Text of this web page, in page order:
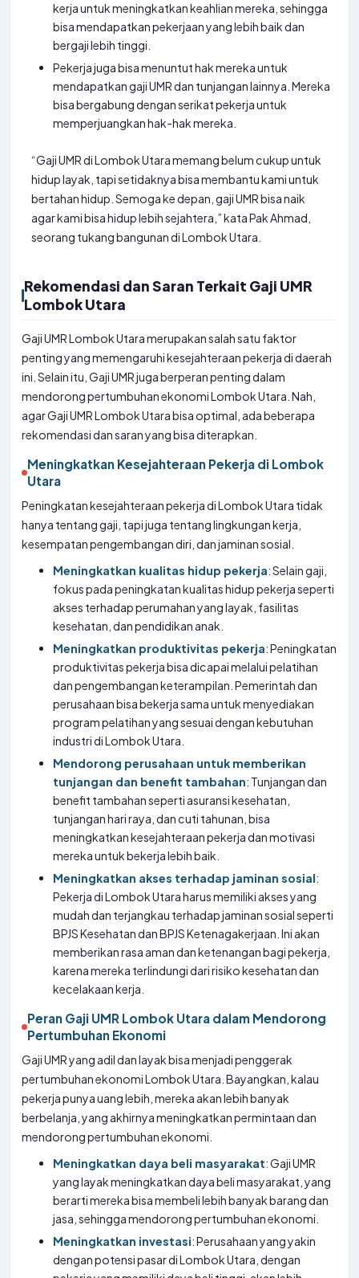
kerja untuk meningkatkan keahlian mereka, sehingga
bisa mendapatkan pekerjaan yang lebih baik dan
bergaji lebih tinggi.
Pekerja juga bisa menuntut hak mereka untuk
mendapatkan gaji UMR dan tunjangan lainnya. Mereka
bisa bergabung dengan serikat pekerja untuk
memperjuangkan hak-hak mereka.
“Gaji UMR di Lombok Utara memang belum cukup untuk
hidup layak, tapi setidaknya bisa membantu kami untuk
bertahan hidup. Semoga ke depan, gaji UMR bisa naik
agar kami bisa hidup lebih sejahtera,” kata Pak Ahmad,
seorang tukang bangunan di Lombok Utara.
Rekomendasi dan Saran Terkait Gaji UMR
Lombok Utara
Gaji UMR Lombok Utara merupakan salah satu faktor
penting yang memengaruhi kesejahteraan pekerja di daerah
ini. Selain itu, Gaji UMR juga berperan penting dalam
mendorong pertumbuhan ekonomi Lombok Utara. Nah,
agar Gaji UMR Lombok Utara bisa optimal, ada beberapa
rekomendasi dan saran yang bisa diterapkan.
Meningkatkan Kesejahteraan Pekerja di Lombok
Utara
Peningkatan kesejahteraan pekerja di Lombok Utara tidak
hanya tentang gaji, tapi juga tentang lingkungan kerja,
kesempatan pengembangan diri, dan jaminan sosial.
Meningkatkan kualitas hidup pekerja: Selain gaji,
fokus pada peningkatan kualitas hidup pekerja seperti
akses terhadap perumahan yang layak, fasilitas
kesehatan, dan pendidikan anak.
Meningkatkan produktivitas pekerja: Peningkatan
produktivitas pekerja bisa dicapai melalui pelatihan
dan pengembangan keterampilan. Pemerintah dan
perusahaan bisa bekerja sama untuk menyediakan
program pelatihan yang sesuai dengan kebutuhan
industri di Lombok Utara.
Mendorong perusahaan untuk memberikan
tunjangan dan benefit tambahan: Tunjangan dan
benefit tambahan seperti asuransi kesehatan,
tunjangan hari raya, dan cuti tahunan, bisa
meningkatkan kesejahteraan pekerja dan motivasi
mereka untuk bekerja lebih baik.
Meningkatkan akses terhadap jaminan sosial:
Pekerja di Lombok Utara harus memiliki akses yang
mudah dan terjangkau terhadap jaminan sosial seperti
BPJS Kesehatan dan BPJS Ketenagakerjaan. Ini akan
memberikan rasa aman dan ketenangan bagi pekerja,
karena mereka terlindungi dari risiko kesehatan dan
kecelakaan kerja.
Peran Gaji UMR Lombok Utara dalam Mendorong
Pertumbuhan Ekonomi
Gaji UMR yang adil dan layak bisa menjadi penggerak
pertumbuhan ekonomi Lombok Utara. Bayangkan, kalau
pekerja punya uang lebih, mereka akan lebih banyak
berbelanja, yang akhirnya meningkatkan permintaan dan
mendorong pertumbuhan ekonomi.
Meningkatkan daya beli masyarakat: Gaji UMR
yang layak meningkatkan daya beli masyarakat, yang
berarti mereka bisa membeli lebih banyak barang dan
jasa, sehingga mendorong pertumbuhan ekonomi.
Meningkatkan investasi: Perusahaan yang yakin
dengan potensi pasar di Lombok Utara, dengan